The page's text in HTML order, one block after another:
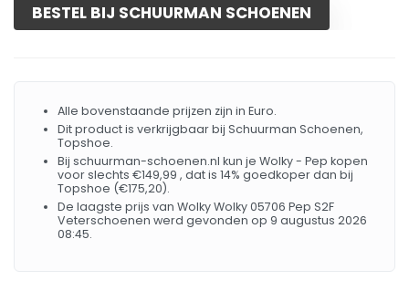
BESTEL BIJ SCHUURMAN SCHOENEN
Alle bovenstaande prijzen zijn in Euro.
Dit product is verkrijgbaar bij Schuurman Schoenen,
Topshoe.
Bij schuurman-schoenen.nl kun je Wolky - Pep kopen
voor slechts €149,99 , dat is 14% goedkoper dan bij
Topshoe (€175,20).
De laagste prijs van Wolky Wolky 05706 Pep S2F
Veterschoenen werd gevonden op 9 augustus 2026
08:45.